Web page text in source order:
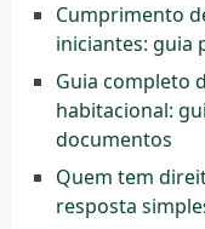
Cumprimento
iniciantes: guia
Guia completo
habitacional:
documentos
Quem tem
resposta